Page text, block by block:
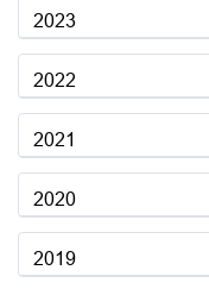
2023
2022
2021
2020
2019